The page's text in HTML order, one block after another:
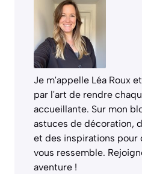
Je m'appelle Léa Roux
par l'art de rendre
accueillante. Sur mon
astuces de décoration,
et des inspirations pour
vous ressemble.
aventure !